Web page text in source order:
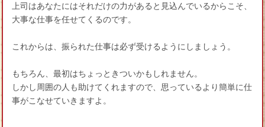
上司はあなたにはそれだけの力があると見込んでいるからこそ、
大事な仕事を任せてくるのです。
これからは、振られた仕事は必ず受けるようにしましょう。
もちろん、最初はちょっときついかもしれません。
しかし周囲の人も助けてくれますので、思っているより簡単に仕
事がこなせていきますよ。